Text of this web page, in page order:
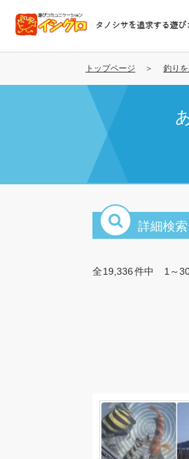
コ
テ
タノシサを追求する遊
トップページ 釣り
詳細検索
全19,336件中 1～